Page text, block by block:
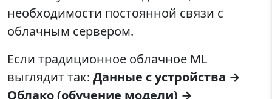
необходимости постоянной связи с
облачным сервером.
Если традиционное облачное ML
выглядит так: Данные с устройства →
Облако (обучение модели) →